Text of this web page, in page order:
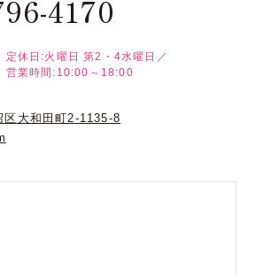
4170
定休日:火曜日 第2・4水曜日／
営業時間:10:00～18:00
区大和田町2-1135-8